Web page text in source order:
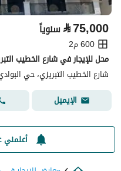
⃁75,000 سنوياً
600 م2
محل للإيجار في شارع الخطيب
شارع الخطيب التبريزي، حي
الإيميل
أعلمني